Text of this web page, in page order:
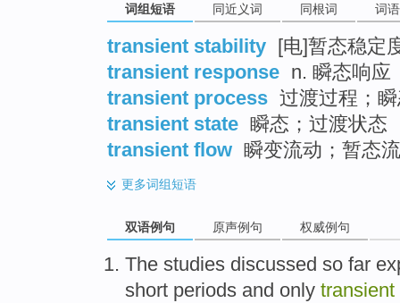
词组短语 同近义词 同根词 词
transient stability
[电]暂态稳定
transient response n. 瞬态响应
transient process 过渡过程；
transient state 瞬态；过渡状态
transient flow 瞬变流动；暂态流
更多词组短语
双语例句 原声例句 权威例句
The studies discussed so far
short periods and only transient